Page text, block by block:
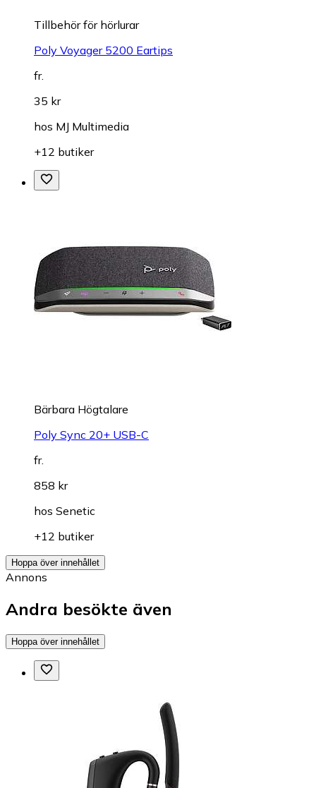
Tillbehör för hörlurar
Poly Voyager 5200 Eartips
fr.
35 kr
hos MJ Multimedia
+12 butiker
Bärbara Högtalare
Poly Sync 20+ USB-C
fr.
858 kr
hos Senetic
+12 butiker
Hoppa över innehållet
Annons
Andra besökte även
Hoppa över innehållet